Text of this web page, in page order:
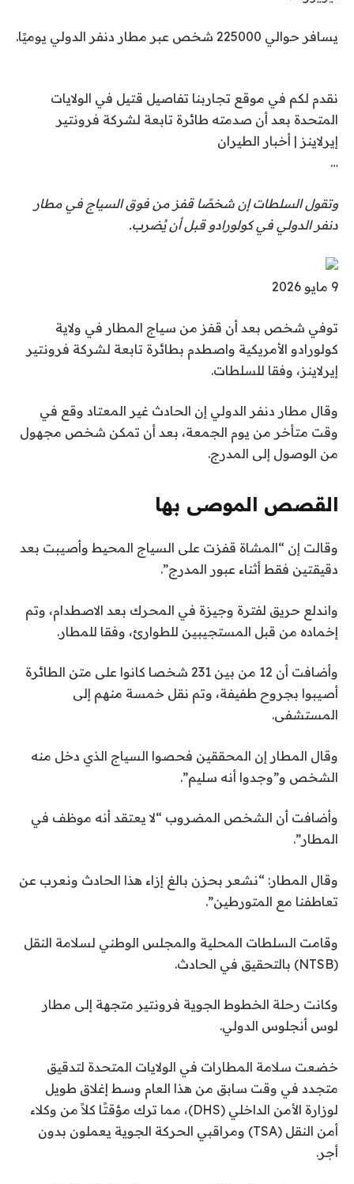
يسافر حوالي 225000 شخص عبر مطار دنفر الدولي يوميًا.
نقدم لكم في موقع تجاربنا تفاصيل قتيل في الولايات
المتحدة بعد أن صدمته طائرة تابعة لشركة فرونتير
إيرلاينز | أخبار الطيران
…
وتقول السلطات إن شخصًا قفز من فوق السياج في مطار
دنفر الدولي في كولورادو قبل أن يُضرب.
نُ
ر
ت
ف
9
م
ا
و
2
9 مايو 2026
توفي شخص بعد أن قفز من سياج المطار في ولاية
كولورادو الأمريكية واصطدم بطائرة تابعة لشركة فرونتير
إيرلاينز، وفقا للسلطات.
وقال مطار دنفر الدولي إن الحادث غير المعتاد وقع في
وقت متأخر من يوم الجمعة، بعد أن تمكن شخص مجهول
من الوصول إلى المدرج.
القصص الموصى بها
ة
ن
3
ع
ا
ص
ة
ل
ق
ا
م
ة
وقالت إن “المشاة قفزت على السياج المحيط وأصيبت بعد
دقيقتين فقط أثناء عبور المدرج”.
واندلع حريق لفترة وجيزة في المحرك بعد الاصطدام، وتم
إخماده من قبل المستجيبين للطوارئ، وفقا للمطار.
وأضافت أن 12 من بين 231 شخصا كانوا على متن الطائرة
أصيبوا بجروح طفيفة، وتم نقل خمسة منهم إلى
المستشفى.
وقال المطار إن المحققين فحصوا السياج الذي دخل منه
الشخص و”وجدوا أنه سليم”.
وأضافت أن الشخص المضروب “لا يعتقد أنه موظف في
المطار”.
وقال المطار: “نشعر بحزن بالغ إزاء هذا الحادث ونعرب عن
تعاطفنا مع المتورطين”.
وقامت السلطات المحلية والمجلس الوطني لسلامة النقل
(NTSB) بالتحقيق في الحادث.
وكانت رحلة الخطوط الجوية فرونتير متجهة إلى مطار
لوس أنجلوس الدولي.
خضعت سلامة المطارات في الولايات المتحدة لتدقيق
متجدد في وقت سابق من هذا العام وسط إغلاق طويل
لوزارة الأمن الداخلي (DHS)، مما ترك مؤقتًا كلاً من وكلاء
أمن النقل (TSA) ومراقبي الحركة الجوية يعملون بدون
أجر.